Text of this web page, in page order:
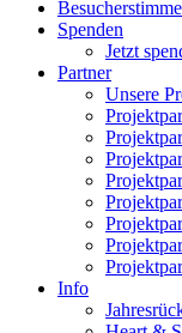
Spenden
Jetzt
Partner
Unsere
Info